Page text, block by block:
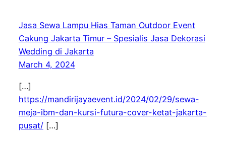
Jasa Sewa Lampu Hias Taman Outdoor Event
Cakung Jakarta Timur – Spesialis Jasa Dekorasi
Wedding di Jakarta
March 4, 2024
[…]
https://mandirijayaevent.id/2024/02/29/sewa-
meja-ibm-dan-kursi-futura-cover-ketat-jakarta-
pusat/[…]